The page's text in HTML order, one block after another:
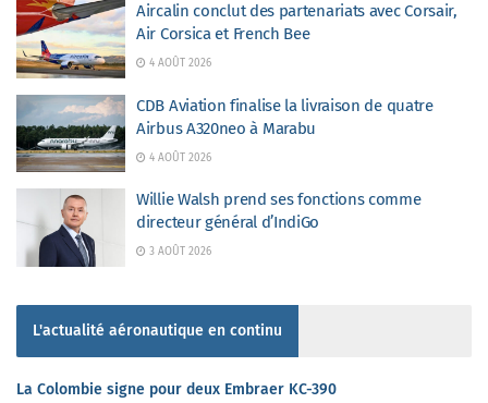
Aircalin conclut des partenariats avec Corsair,
Air Corsica et French Bee
4 AOÛT 2026
CDB Aviation finalise la livraison de quatre
Airbus A320neo à Marabu
4 AOÛT 2026
Willie Walsh prend ses fonctions comme
directeur général d’IndiGo
3 AOÛT 2026
L'actualité aéronautique en continu
La Colombie signe pour deux Embraer KC-390